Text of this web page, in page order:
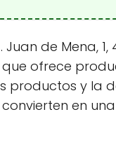
de Mena, 1,
ofrece
productos y la
en